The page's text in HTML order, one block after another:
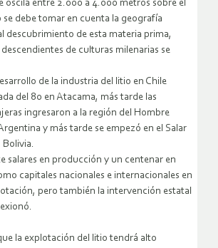
oscila entre 2.000 a 4.000 metros sobre el
se debe tomar en cuenta la geografía
descubrimiento de esta materia prima,
de culturas milenarias se
de la industria del litio en Chile
del 80 en Atacama, más tarde las
ingresaron a la región del Hombre
y más tarde se empezó en el Salar
salares en producción y un centenar en
capitales nacionales e internacionales en
pero también la intervención estatal
la explotación del litio tendrá alto